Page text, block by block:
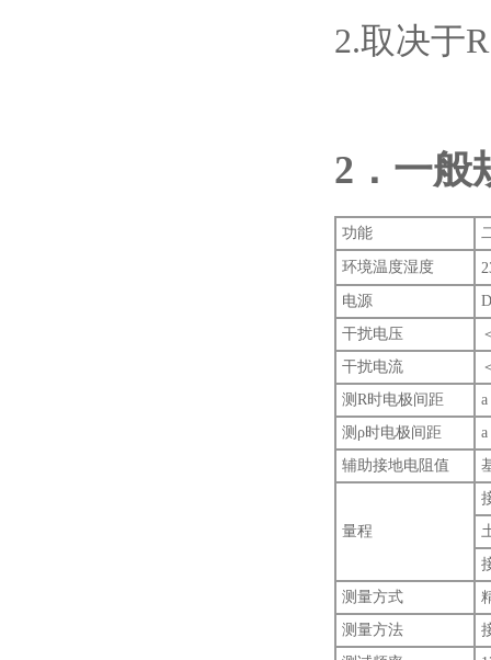
2.取决于
2．一般
功能
环境温度湿度
电源
干扰电压
干扰电流
测R时电极间距
测ρ时电极间距
辅助接地电阻值
量程
测量方式
测量方法